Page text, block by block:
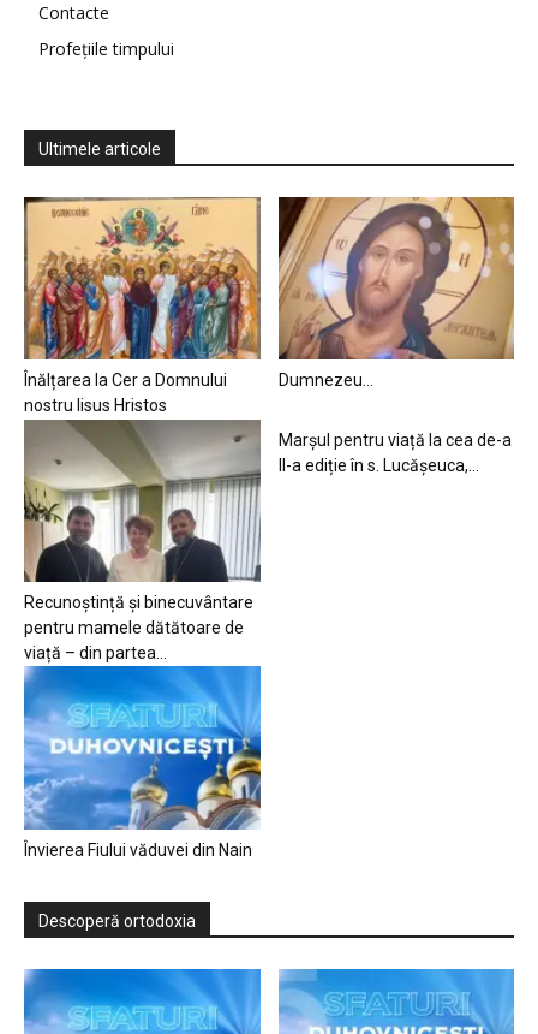
Contacte
Profețiile timpului
Ultimele articole
Înălțarea la Cer a Domnului
nostru Iisus Hristos
Dumnezeu…
Recunoștință și binecuvântare
pentru mamele dătătoare de
viață – din partea...
Marșul pentru viață la cea de-a
II-a ediție în s. Lucășeuca,...
Învierea Fiului văduvei din Nain
Descoperă ortodoxia